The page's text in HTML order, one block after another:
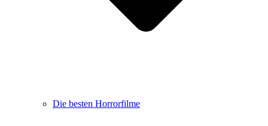
Die besten Horrorfilme